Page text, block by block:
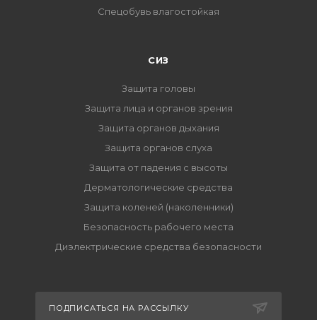
Спецобувь влагостойкая
СИЗ
Защита головы
Защита лица и органов зрения
Защита органов дыхания
Защита органов слуха
Защита от падения с высоты
Дерматологические средства
Защита коленей (наколенники)
Безопасность рабочего места
Диэлектрические средства безопасности
ПОДПИСАТЬСЯ НА РАССЫЛКУ